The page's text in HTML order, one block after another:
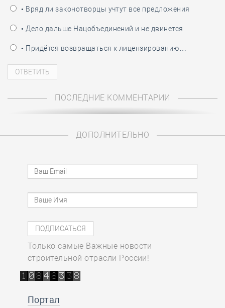
• Вряд ли законотворцы учтут все предложения
• Дело дальше Нацобъединений и не двинется
• Придётся возвращаться к лицензированию…
ПОСЛЕДНИЕ КОММЕНТАРИИ
ДОПОЛНИТЕЛЬНО
Только самые Важные новости
строительной отрасли России!
Портал